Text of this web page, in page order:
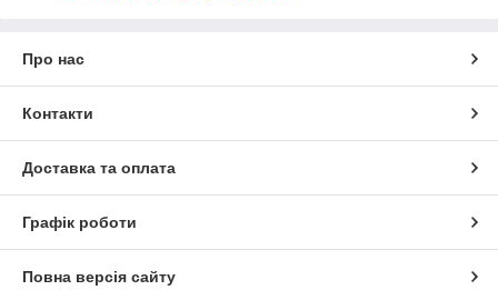
Про нас
Контакти
Доставка та оплата
Графік роботи
Повна версія сайту